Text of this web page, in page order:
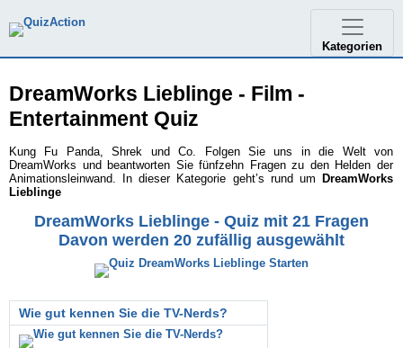
Kategorien
DreamWorks Lieblinge - Film -
Entertainment Quiz
Kung Fu Panda, Shrek und Co. Folgen Sie uns in die Welt von
DreamWorks und beantworten Sie fünfzehn Fragen zu den Helden der
Animationsleinwand. In dieser Kategorie geht’s rund um
DreamWorks
Lieblinge
DreamWorks Lieblinge - Quiz mit 21 Fragen
Davon werden 20 zufällig ausgewählt
Wie gut kennen Sie die TV-Nerds?